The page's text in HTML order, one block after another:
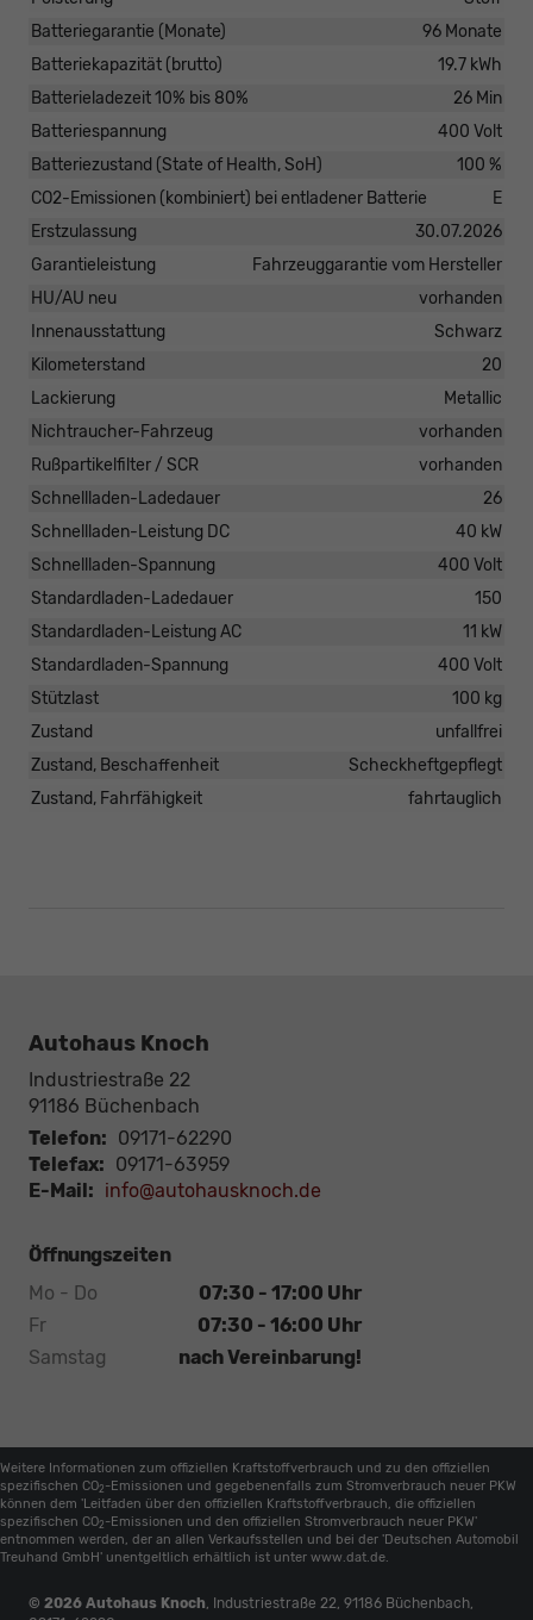
Batteriegarantie (Monate)
96 Monate
Batteriekapazität (brutto)
19.7 kWh
Batterieladezeit 10% bis 80%
26 Min
Batteriespannung
400 Volt
Batteriezustand (State of Health, SoH)
100 %
CO2-Emissionen (kombiniert) bei entladener Batterie
E
Erstzulassung
30.07.2026
Garantieleistung
Fahrzeuggarantie vom Hersteller
HU/AU neu
vorhanden
Innenausstattung
Schwarz
Kilometerstand
20
Lackierung
Metallic
Nichtraucher-Fahrzeug
vorhanden
Rußpartikelfilter / SCR
vorhanden
Schnellladen-Ladedauer
26
Schnellladen-Leistung DC
40 kW
Schnellladen-Spannung
400 Volt
Standardladen-Ladedauer
150
Standardladen-Leistung AC
11 kW
Standardladen-Spannung
400 Volt
Stützlast
100 kg
Zustand
unfallfrei
Zustand, Beschaffenheit
Scheckheftgepflegt
Zustand, Fahrfähigkeit
fahrtauglich
Autohaus Knoch
Industriestraße 22
91186 Büchenbach
Telefon: 09171-62290
Telefax: 09171-63959
E-Mail: info@autohausknoch.de
Öffnungszeiten
Mo - Do
07:30 - 17:00 Uhr
Fr
07:30 - 16:00 Uhr
Samstag
nach Vereinbarung!
Weitere Informationen zum offiziellen Kraftstoffverbrauch und zu den offiziellen
spezifischen CO2 -Emissionen und gegebenenfalls zum Stromverbrauch neuer PKW
können dem 'Leitfaden über den offiziellen Kraftstoffverbrauch, die offiziellen
spezifischen CO2 -Emissionen und den offiziellen Stromverbrauch neuer PKW'
entnommen werden, der an allen Verkaufsstellen und bei der 'Deutschen Automobil
Treuhand GmbH' unentgeltlich erhältlich ist unter www.dat.de.
© 2026 Autohaus Knoch Industriestraße 22 91186 Büchenbach,